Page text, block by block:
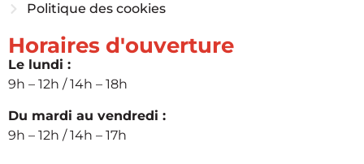
Politique des cookies
Horaires d'ouverture
Le lundi :
9h – 12h / 14h – 18h
Du mardi au vendredi :
9h – 12h / 14h – 17h